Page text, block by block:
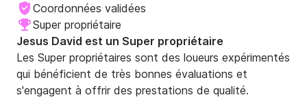
Coordonnées validées
Super propriétaire
Jesus David est un Super propriétaire
Les Super propriétaires sont des loueurs expérimentés
qui bénéficient de très bonnes évaluations et
s'engagent à offrir des prestations de qualité.